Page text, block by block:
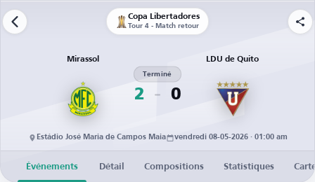
Copa Libertadores
Tour 4 - Match retour
Mirassol
2
Terminé
0
LDU de Quito
Estádio José Maria de Campos Maia vendredi 08-05-2026 · 01:00 am
Événements Détail Compositions Statistiques